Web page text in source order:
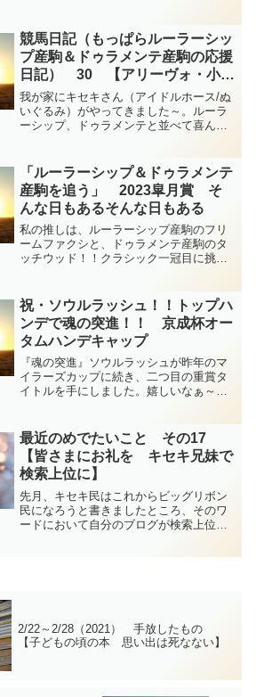
みながら綴っていきたいと思います。
競馬日記（もっぱらルーラーシッ
プ産駒＆ドゥラメンテ産駒の応援
日記） 30 【アリーヴォ・小倉
大賞典】
我が家にキセキさん（アイドルホース/ぬ
いぐるみ）がやってきました～。ルーラ
ーシップ、ドゥラメンテと並べて喜んで
ぱい今週の競馬日記です。
「ルーラーシップ＆ドゥラメンテ
産駒を追う」 2023皐月賞 そ
んな日もあるそんな日もある
私の推しは、ルーラーシップ産駒のフリ
ームファクシと、ドゥラメンテ産駒のタ
ッチウッド！！クラシック一冠目に挑戦
ラックとの思い出や、横山武史ジョッキ
ーの嬉しそうな表情にほのぼのしたり。
とっても感情的な2023皐月賞観戦日記で
す。
祝・ソウルラッシュ！！トップハ
ンデで魂の突進！！ 京成杯オー
タムハンデキャップ
『魂の突進』ソウルラッシュが昨年のマ
イラーズカップに続き、二つ目の重賞タ
イトルを手にしました。嬉しいなぁ～。
ど、最後の最後でソウルラッシュらしい
突進を披露してくれました！！とっても
感情的な京成杯オータムハンデキャップ
観戦日記です。
最近のめでたいこと その17
【皆さまにお礼を キセキ兄妹で
検索上位に】
先月、キセキ民はこれからビッグリボン
民になろうと書きましたところ、そのワ
ードにおいて自分のブログが検索上位に
2/22～2/28（2021） 手放したもの
【子どもの頃の本 思い出は死なない】